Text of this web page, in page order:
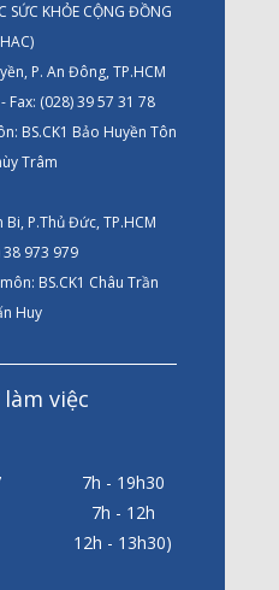
SỨC KHỎE CỘNG ĐỒNG
P. An Đông, TP.HCM
Fax: (028) 39 57 31 78
BS.CK1 Bảo Huyền Tôn
Trâm
P.Thủ Đức, TP.HCM
973 979
BS.CK1 Châu Trần
Huy
làm việc
7h - 19h30
7h - 12h
12h - 13h30)